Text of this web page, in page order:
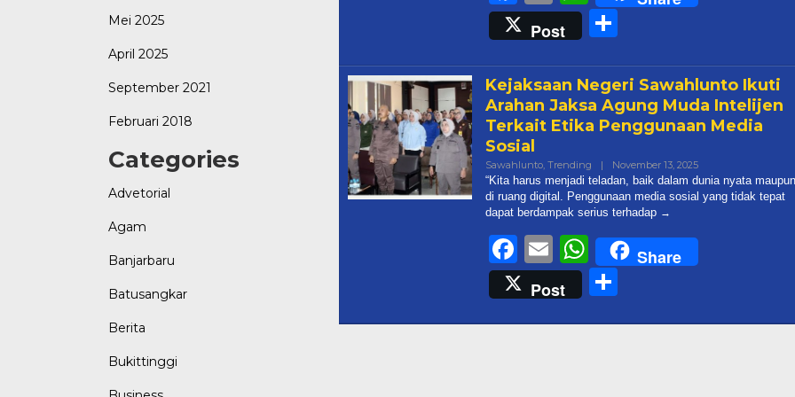
Mei 2025
April 2025
September 2021
Februari 2018
Categories
Advetorial
Agam
Banjarbaru
Batusangkar
Berita
Bukittinggi
Post
Kejaksaan Negeri Sawahlunto Ikuti
Arahan Jaksa Agung Muda Intelijen
Terkait Etika Penggunaan Media
Sosial
Sawahlunto, Trending | November 13, 2025Oleh
“Kita harus menjadi teladan, baik dalam dunia nyata maupun
di ruang digital. Penggunaan media sosial yang tidak tepat
dapat berdampak serius terhadap
Facebook
EmailWhatsApp
Share
Post